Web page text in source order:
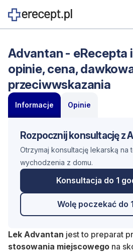
Advantan - eRecepta
opinie, cena,
przeciwwskazania
Informacje Opinie
Rozpocznij konsultację z
Otrzymaj konsultację lekarską na
wychodzenia z domu.
Konsultacja do 1
Wolę poczekać do
Lek Advantan jest to preparat
stosowania miejscowego na